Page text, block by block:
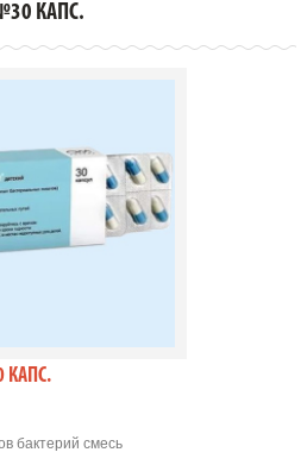
КАПС.
КАПС.
бактерий смесь